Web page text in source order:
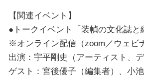
【関連イベント】
●トークイベント「装幀の文化誌と
※オンライン配信（zoom／ウェビ
出演：宇平剛史（アーティスト、デ
ゲスト：宮後優子（編集者）、小